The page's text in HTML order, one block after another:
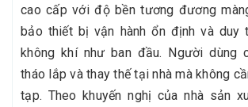
cao cấp với độ bền tương đương
bảo thiết bị vận hành ổn định và duy
không khí như ban đầu. Người dùng
tháo lắp và thay thế tại nhà mà không
tạp. Theo khuyến nghị của nhà sản